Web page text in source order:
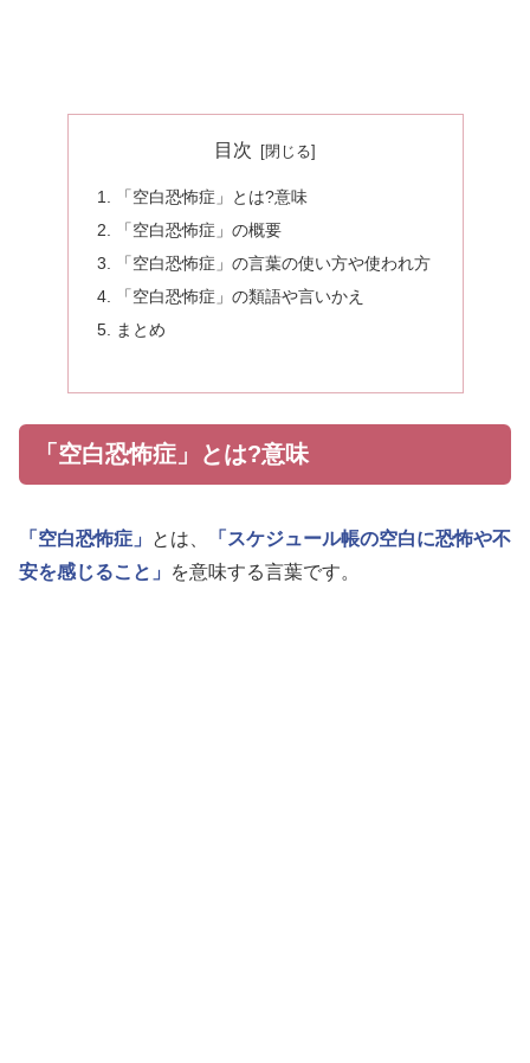
目次
「空白恐怖症」とは?意味
「空白恐怖症」の概要
「空白恐怖症」の言葉の使い方や使われ方
「空白恐怖症」の類語や言いかえ
まとめ
「空白恐怖症」とは?意味
「空白恐怖症」 とは、
「スケジュール帳の空白に恐怖や不
安を感じること」
を意味する言葉です。